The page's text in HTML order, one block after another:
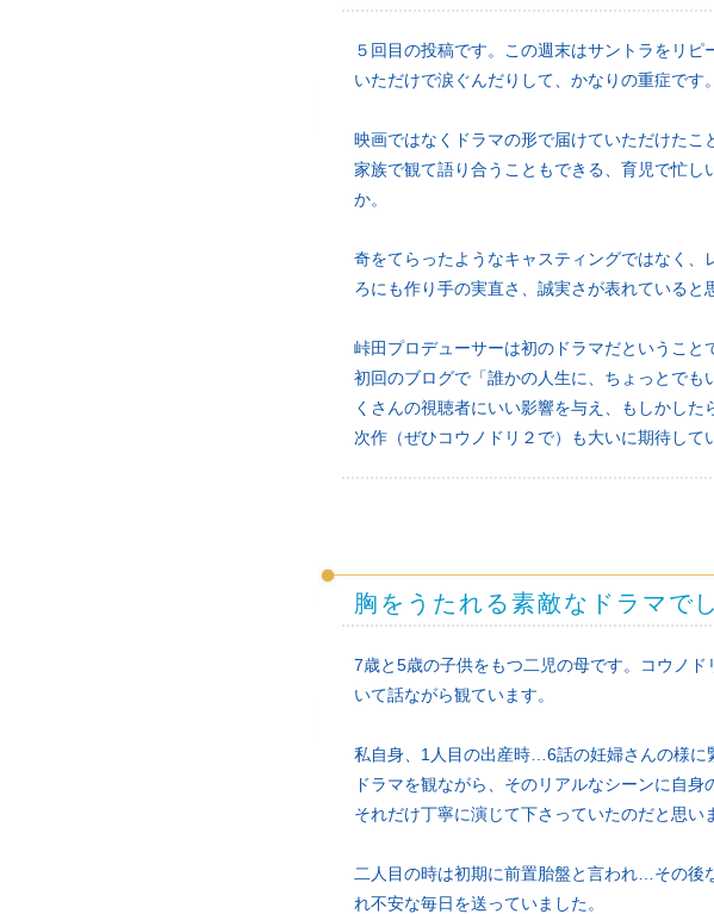
５回目の投稿です。この週末はサントラをリ
いただけで涙ぐんだりして、かなりの重症です。
映画ではなくドラマの形で届けていただけたこ
家族で観て語り合うこともできる、育児で忙
か。
奇をてらったようなキャスティングではなく、
ろにも作り手の実直さ、誠実さが表れていると
峠田プロデューサーは初のドラマだということ
初回のブログで「誰かの人生に、ちょっとで
くさんの視聴者にいい影響を与え、もしかした
次作（ぜひコウノドリ２で）も大いに期待して
胸をうたれる素敵なドラマで
7歳と5歳の子供をもつ二児の母です。コウノ
いて話ながら観ています。
私自身、1人目の出産時…6話の妊婦さんの様に
ドラマを観ながら、そのリアルなシーンに自
それだけ丁寧に演じて下さっていたのだと思い
二人目の時は初期に前置胎盤と言われ…その後
れ不安な毎日を送っていました。